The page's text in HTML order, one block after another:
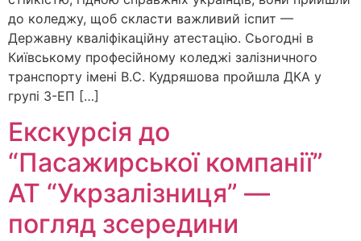
до коледжу, щоб скласти важливий іспит —
Державну кваліфікаційну атестацію. Сьогодні в
Київському професійному коледжі залізничного
транспорту імені В.С. Кудряшова пройшла ДКА у
групі 3-ЕП […]
Екскурсія до
“Пасажирської компанії”
АТ “Укрзалізниця” —
погляд зсередини